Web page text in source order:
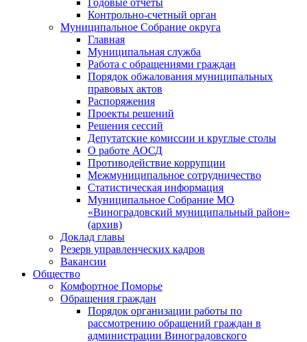
Годовые отчеты
Контрольно-счетный орган
Муниципальное Собрание округа
Главная
Муниципальная служба
Работа с обращениями граждан
Порядок обжалования муниципальных
правовых актов
Распоряжения
Проекты решений
Решения сессий
Депутатские комиссии и круглые столы
О работе АОСД
Противодействие коррупции
Межмуниципальное сотрудничество
Статистическая информация
Муниципальное Собрание МО
«Виноградовский муниципальный район»
(архив)
Доклад главы
Резерв управленческих кадров
Вакансии
Общество
Комфортное Поморье
Обращения граждан
Порядок организации работы по
рассмотрению обращений граждан в
администрации Виноградовского